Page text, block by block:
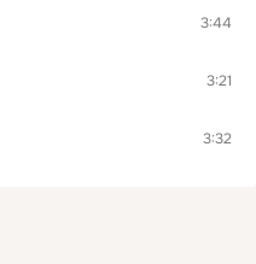
3:44
3:21
3:32